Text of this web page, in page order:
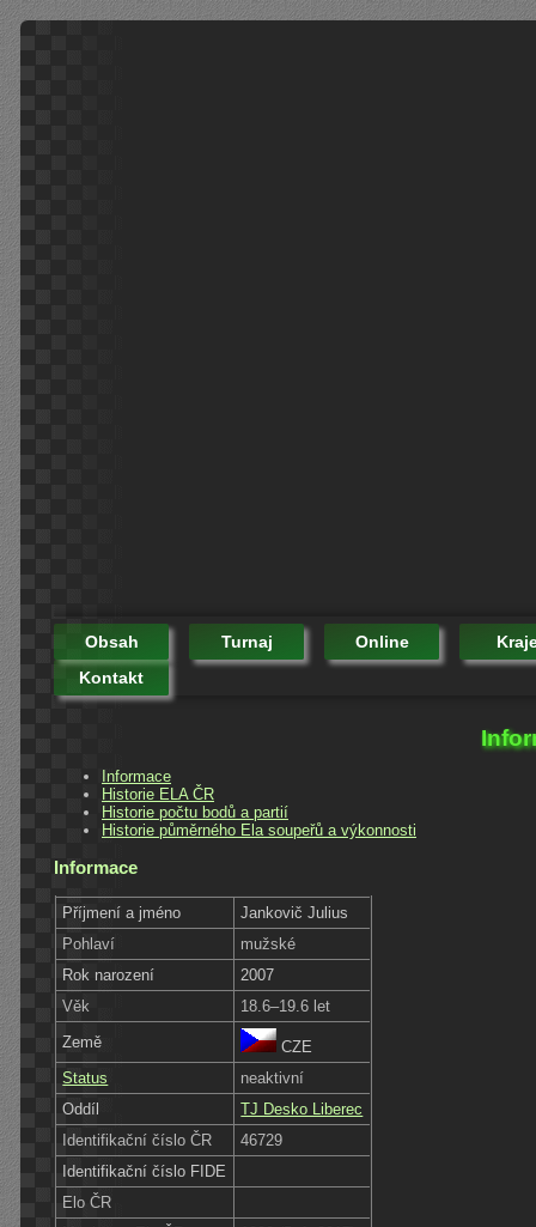
Obsah Turnaj Online
Kontakt
Informace
Historie ELA ČR
Historie počtu bodů a partií
Historie půměrného Ela soupeřů a výkonnosti
Informace
Příjmení a jméno
Jankovič Julius
Pohlaví
mužské
Rok narození
2007
Věk
18.6–19.6 let
Země
CZE
Status
neaktivní
Oddíl
TJ Desko Liberec
Identifikační číslo ČR
46729
Identifikační číslo FIDE
Elo ČR